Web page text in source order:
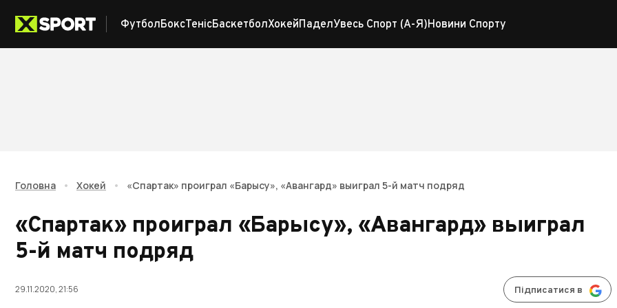
ФутболБоксТенісБаскетболХокейПаделУвесь Спорт (А-Я)Новини Спорту
Головна • Хокей • «Спартак» проиграл «Барысу», «Авангард» выиграл 5-й матч подряд
«Спартак» проиграл «Барысу», «Авангард» выиграл
5-й матч подряд
29.11.2020, 21:56 Підписатися в